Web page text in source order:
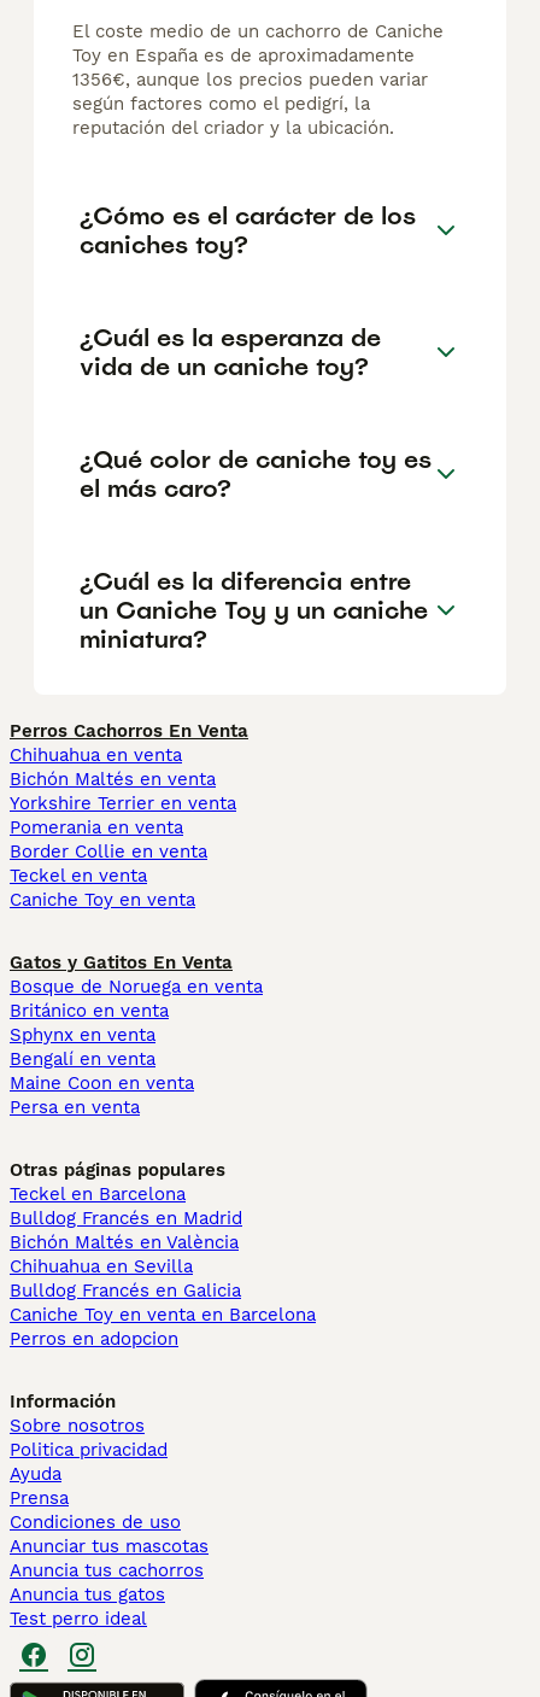
El coste medio de un cachorro de Caniche
Toy en España es de aproximadamente
1356€, aunque los precios pueden variar
según factores como el pedigrí, la
reputación del criador y la ubicación.
¿Cómo es el carácter de los
caniches toy?
¿Cuál es la esperanza de
vida de un caniche toy?
¿Qué color de caniche toy es
el más caro?
¿Cuál es la diferencia entre
un Caniche Toy y un caniche
miniatura?
Perros Cachorros En Venta
Chihuahua en venta
Bichón Maltés en venta
Yorkshire Terrier en venta
Pomerania en venta
Border Collie en venta
Teckel en venta
Caniche Toy en venta
Gatos y Gatitos En Venta
Bosque de Noruega en venta
Británico en venta
Sphynx en venta
Bengalí en venta
Maine Coon en venta
Persa en venta
Otras páginas populares
Teckel en Barcelona
Bulldog Francés en Madrid
Bichón Maltés en València
Chihuahua en Sevilla
Bulldog Francés en Galicia
Caniche Toy en venta en Barcelona
Perros en adopcion
Información
Sobre nosotros
Politica privacidad
Ayuda
Prensa
Condiciones de uso
Anunciar tus mascotas
Anuncia tus cachorros
Anuncia tus gatos
Test perro ideal